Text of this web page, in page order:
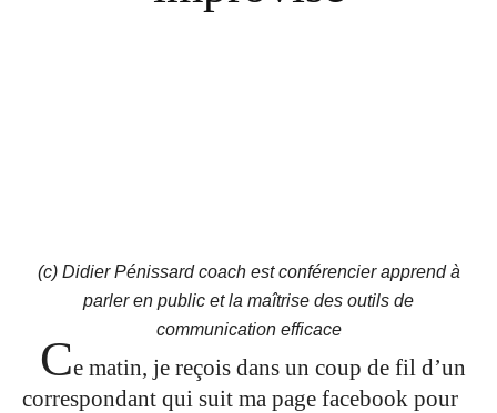
(c) Didier Pénissard coach est conférencier apprend à
parler en public et la maîtrise des outils de
communication efficace
Ce matin, je reçois dans un coup de fil d’un
correspondant qui suit ma page facebook pour